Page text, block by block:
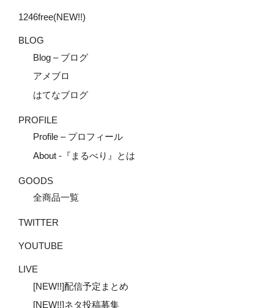
1246free(NEW!!)
BLOG
Blog – ブログ
アメブロ
はてなブログ
PROFILE
Profile – プロフィール
About -『まるべり』とは
GOODS
全商品一覧
TWITTER
YOUTUBE
LIVE
[NEW!!]配信予定まとめ
[NEW!!]ネタ投稿募集